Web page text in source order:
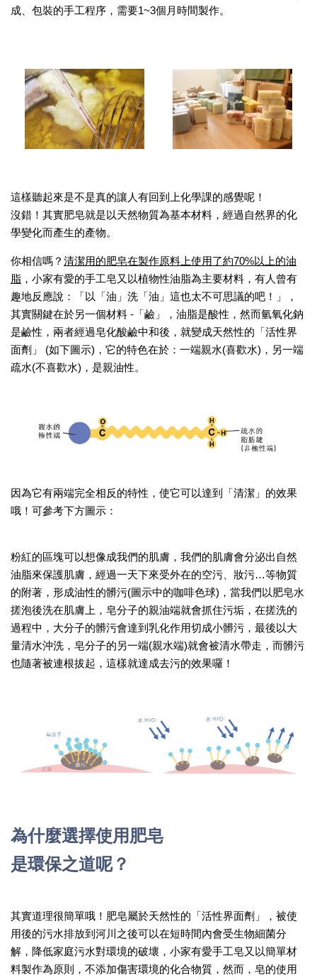
成、包裝的手工程序，需要1~3個月時間製作。
這樣聽起來是不是真的讓人有回到上化學課的感覺呢！
沒錯！其實肥皂就是以天然物質為基本材料，經過自然界的化
學變化而產生的產物。
你相信嗎？ 清潔用的肥皂在製作原料上使用了約70%以上的油
脂 ，小家有愛的手工皂又以植物性油脂為主要材料，有人曾有
趣地反應說：「以「油」洗「油」這也太不可思議的吧！」，
其實關鍵在於另一個材料 -「鹼」，油脂是酸性，然而氫氧化鈉
是鹼性，兩者經過皂化酸鹼中和後，就變成天然性的「活性界
面劑」 (如下圖示)，它的特色在於：一端親水(喜歡水)，另一端
疏水(不喜歡水)，是親油性。
因為它有兩端完全相反的特性，使它可以達到「清潔」的效果
哦！可參考下方圖示：
粉紅的區塊可以想像成我們的肌膚，我們的肌膚會分泌出自然
油脂來保護肌膚，經過一天下來受外在的空污、妝污…等物質
的附著，形成油性的髒污(圖示中的咖啡色球)，當我們以肥皂水
搓泡後洗在肌膚上，皂分子的親油端就會抓住污垢，在搓洗的
過程中，大分子的髒污會達到乳化作用切成小髒污，最後以大
量清水沖洗，皂分子的另一端(親水端)就會被清水帶走，而髒污
也隨著被連根拔起，這樣就達成去污的效果囉！
為什麼選擇使用肥皂
是環保之道呢？
其實道理很簡單哦！肥皂屬於天然性的「活性界面劑」，被使
用後的污水排放到河川之後可以在短時間內會受生物細菌分
解，降低家庭污水對環境的破壞，小家有愛手工皂又以簡單材
料製作為原則，不添加傷害環境的化合物質，然而，皂的使用